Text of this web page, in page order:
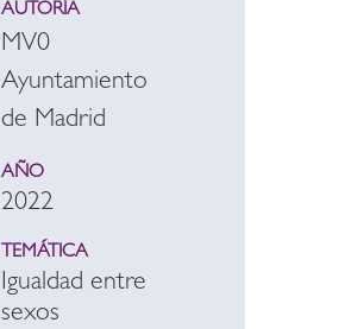
AUTORÍA
MV0
Ayuntamiento
de Madrid
AÑO
2022
TEMÁTICA
Igualdad entre
sexos